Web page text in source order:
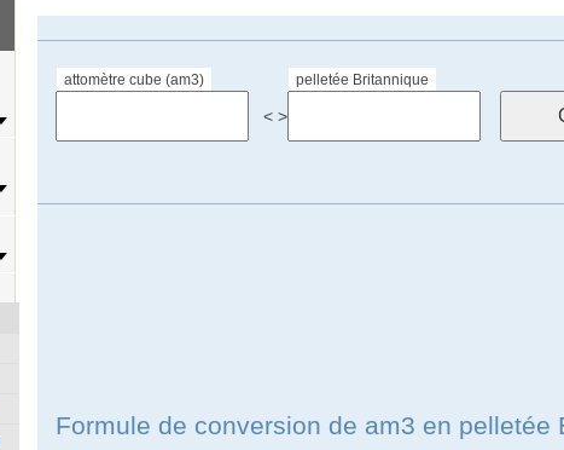
attomètre cube (am3)
< >
pelletée Britannique
Formule de conversion de am3 en pelletée